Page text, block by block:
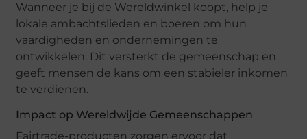
Wanneer je bij de Wereldwinkel koopt, help je
lokale ambachtslieden en boeren om hun
vaardigheden en ondernemingen te
ontwikkelen. Dit versterkt de gemeenschap en
geeft mensen de kans om een stabieler inkomen
te verdienen.
Impact op Wereldwijde Gemeenschappen
Fairtrade-producten zorgen ervoor dat